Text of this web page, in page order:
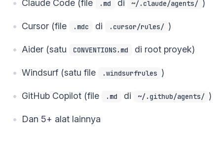
Claude Code (file .md di ~/.claude/agents/ )
Cursor (file .mdc di .cursor/rules/ )
Aider (satu CONVENTIONS.md di root proyek)
Windsurf (satu file .windsurfrules )
GitHub Copilot (file .md di ~/.github/agents/ )
Dan 5+ alat lainnya